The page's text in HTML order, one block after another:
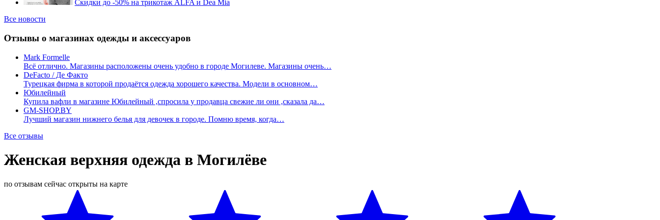
Скидки до -50% на трикотаж ALFA и Dea Mia
Все новости
Отзывы о магазинах одежды и аксессуаров
Mark Formelle
Всё отлично. Магазины расположены очень удобно в городе Могилеве. Магазины очень…
DeFacto / Де Факто
Турецкая фирма в которой продаётся одежда хорошего качества. Модели в основном…
Юбилейный
Купила вафли в магазине Юбилейный ,спросила у продавца свежие ли они ,сказала да…
GM-SHOP.BY
Лучший магазин нижнего белья для девочек в городе. Помню время, когда…
Все отзывы
Женская верхняя одежда в Могилёве
по отзывам сейчас открыты на карте